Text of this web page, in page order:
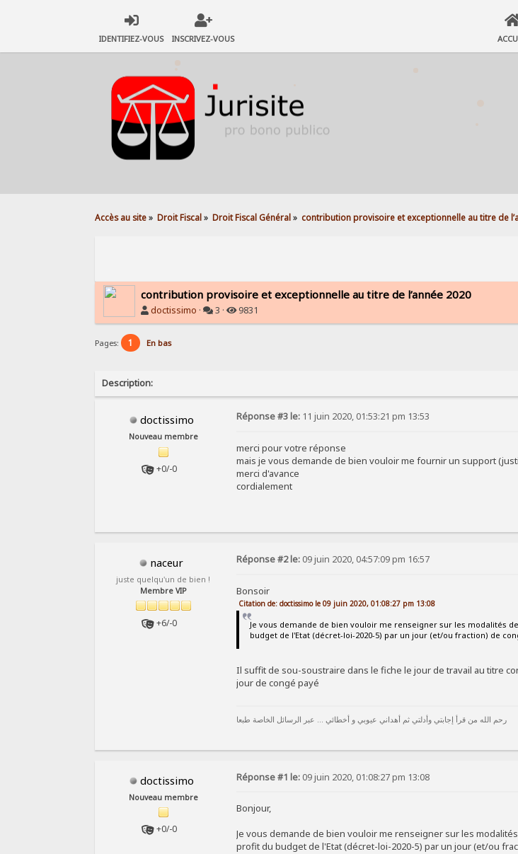
IDENTIFIEZ-VOUS INSCRIVEZ-VOUS
Accès au site» Droit Fiscal» Droit Fiscal Général» contribution provisoire et exceptionnelle au titre de
contribution provisoire et exceptionnelle au titre de l’année 2020
doctissimo · 3 · 9831
Pages: 1 En bas
Description:
doctissimo
Nouveau membre
+0/-0
Réponse #3 le: 11 juin 2020, 01:53:21 pm 13:53
merci pour votre réponse
mais je vous demande de bien vouloir me fournir un support
merci d'avance
cordialement
naceur
juste quelqu'un de bien !
Membre VIP
+6/-0
Réponse #2 le: 09 juin 2020, 04:57:09 pm 16:57
Bonsoir
Citation de: doctissimo le 09 juin 2020, 01:08:27 pm 13:08
Je vous demande de bien vouloir me renseigner sur les modalités
budget de l'Etat (décret-loi-2020-5) par un jour (et/ou fraction) de
Il suffit de sou-soustraire dans le fiche le jour de travail au titre
jour de congé payé
رحم الله من قرأ إجابتي وأدلتي ثم أهداني عيوبي و أخطائي ... عبر الرسائل الخاصة طبعا
doctissimo
Nouveau membre
+0/-0
Réponse #1 le: 09 juin 2020, 01:08:27 pm 13:08
Bonjour,
Je vous demande de bien vouloir me renseigner sur les
profit du budget de l'Etat (décret-loi-2020-5) par un jour (et/ou